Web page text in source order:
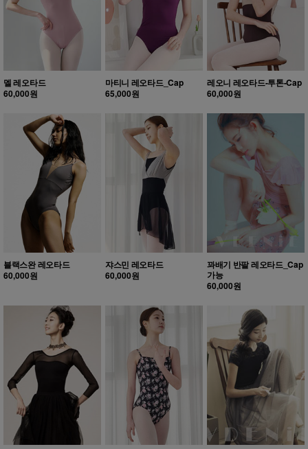
멜 레오타드
60,000원
마티니 레오타드_Cap
65,000원
레오니 레오타드-투톤-Cap
60,000원
블랙스완 레오타드
60,000원
쟈스민 레오타드
60,000원
꽈배기 반팔 레오타드_Cap
가능
60,000원